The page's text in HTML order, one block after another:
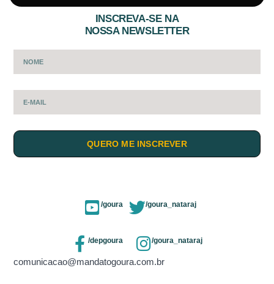
INSCREVA-SE NA
NOSSA NEWSLETTER
QUERO ME INSCREVER
/goura /goura_nataraj
/depgoura /goura_nataraj
comunicacao@mandatogoura.com.br